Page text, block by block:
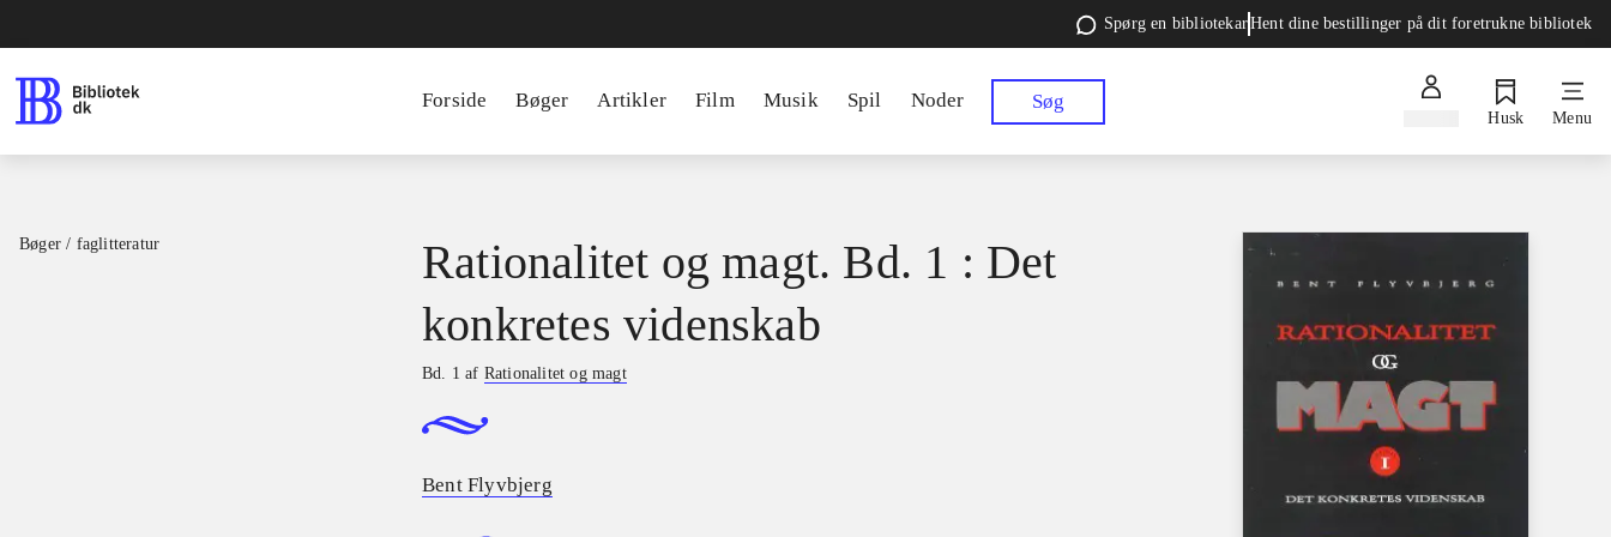
Spørg en bibliotekarHent dine bestillinger på dit foretrukne bibliotek
Forside Bøger Artikler Film Musik Spil Noder Søg
Husk Menu
Bøger / faglitteratur
Rationalitet og magt. Bd. 1 : Det
konkretes videnskab
Bd. 1 af Rationalitet og magt
Bent Flyvbjerg